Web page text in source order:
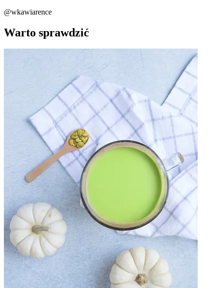
@wkawiarence
Warto sprawdzić